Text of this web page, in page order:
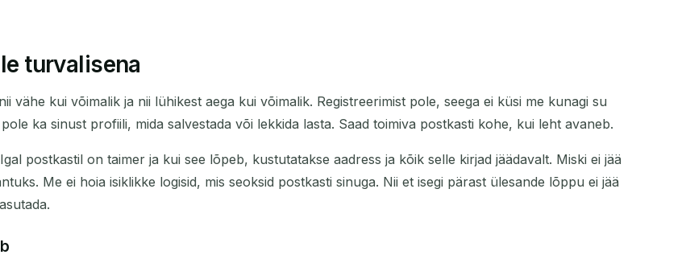
turvalisena
vähe kui võimalik ja nii lühikest aega kui võimalik. Registreerimist pole, seega ei küsi me kunagi su
ka sinust profiili, mida salvestada või lekkida lasta. Saad toimiva postkasti kohe, kui leht avaneb.
postkastil on taimer ja kui see lõpeb, kustutatakse aadress ja kõik selle kirjad jäädavalt. Miski ei jää
Me ei hoia isiklikke logisid, mis seoksid postkasti sinuga. Nii et isegi pärast ülesande lõppu ei jää